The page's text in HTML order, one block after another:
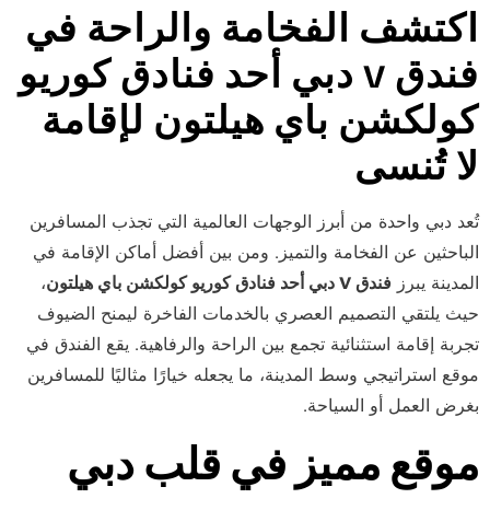
اكتشف الفخامة والراحة في
فندق V دبي أحد فنادق كوريو
كولكشن باي هيلتون لإقامة
لا تُنسى
تُعد دبي واحدة من أبرز الوجهات العالمية التي تجذب المسافرين
الباحثين عن الفخامة والتميز. ومن بين أفضل أماكن الإقامة في
المدينة يبرز فندق V دبي أحد فنادق كوريو كولكشن باي هيلتون
،
حيث يلتقي التصميم العصري بالخدمات الفاخرة ليمنح الضيوف
تجربة إقامة استثنائية تجمع بين الراحة والرفاهية. يقع الفندق في
موقع استراتيجي وسط المدينة، ما يجعله خيارًا مثاليًا للمسافرين
بغرض العمل أو السياحة.
موقع مميز في قلب دبي